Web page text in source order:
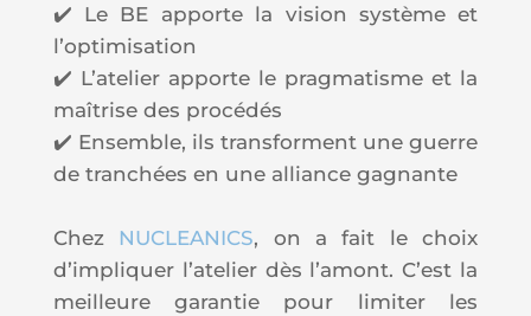
✔️ Le BE apporte la vision système et
l’optimisation
✔️ L’atelier apporte le pragmatisme et la
maîtrise des procédés
✔️ Ensemble, ils transforment une guerre
de tranchées en une alliance gagnante
Chez NUCLEANICS, on a fait le choix
d’impliquer l’atelier dès l’amont. C’est la
meilleure garantie pour limiter les